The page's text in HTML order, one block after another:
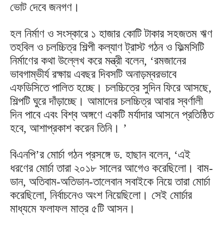
ভোট দেবে জনগণ।
হল নির্মাণ ও সংস্কারে ১ হাজার কোটি টাকার সহজতম ঋণ
তহবিল ও চলচ্চিত্র শিল্পী কল্যাণ ট্রাস্ট গঠন ও ফিল্মসিটি
নির্মাণের কথা উল্লেখ করে মন্ত্রী বলেন, ‘রমজানের
ভাবগাম্ভীর্য রক্ষায় এবছর দিবসটি অনাড়ম্বরভাবে
এফডিসিতে পালিত হচ্ছে। চলচ্চিত্রে সুদিন ফিরে আসছে,
শিল্পটি ঘুরে দাঁড়াচ্ছে। আমাদের চলচ্চিত্র আবার স্বর্ণালী
দিন পাবে এবং বিশ্ব অঙ্গণে একটি মর্যাদার আসনে প্রতিষ্ঠিত
হবে, আশাপ্রকাশ করেন তিনি। ’
বিএনপি’র মোর্চা গঠন প্রসঙ্গে ড. হাছান বলেন, ‘এই
ধরণের মোর্চা তারা ২০১৮ সালের আগেও করেছিলো। বাম-
ডান, অতিবাম-অতিডান-তালেবান সবাইকে নিয়ে তারা মোর্চা
করেছিলো, নির্বাচনেও অংশ নিয়েছিলো। সেই মোর্চার
মাধ্যমে ফলাফল মাত্র ৫টি আসন।